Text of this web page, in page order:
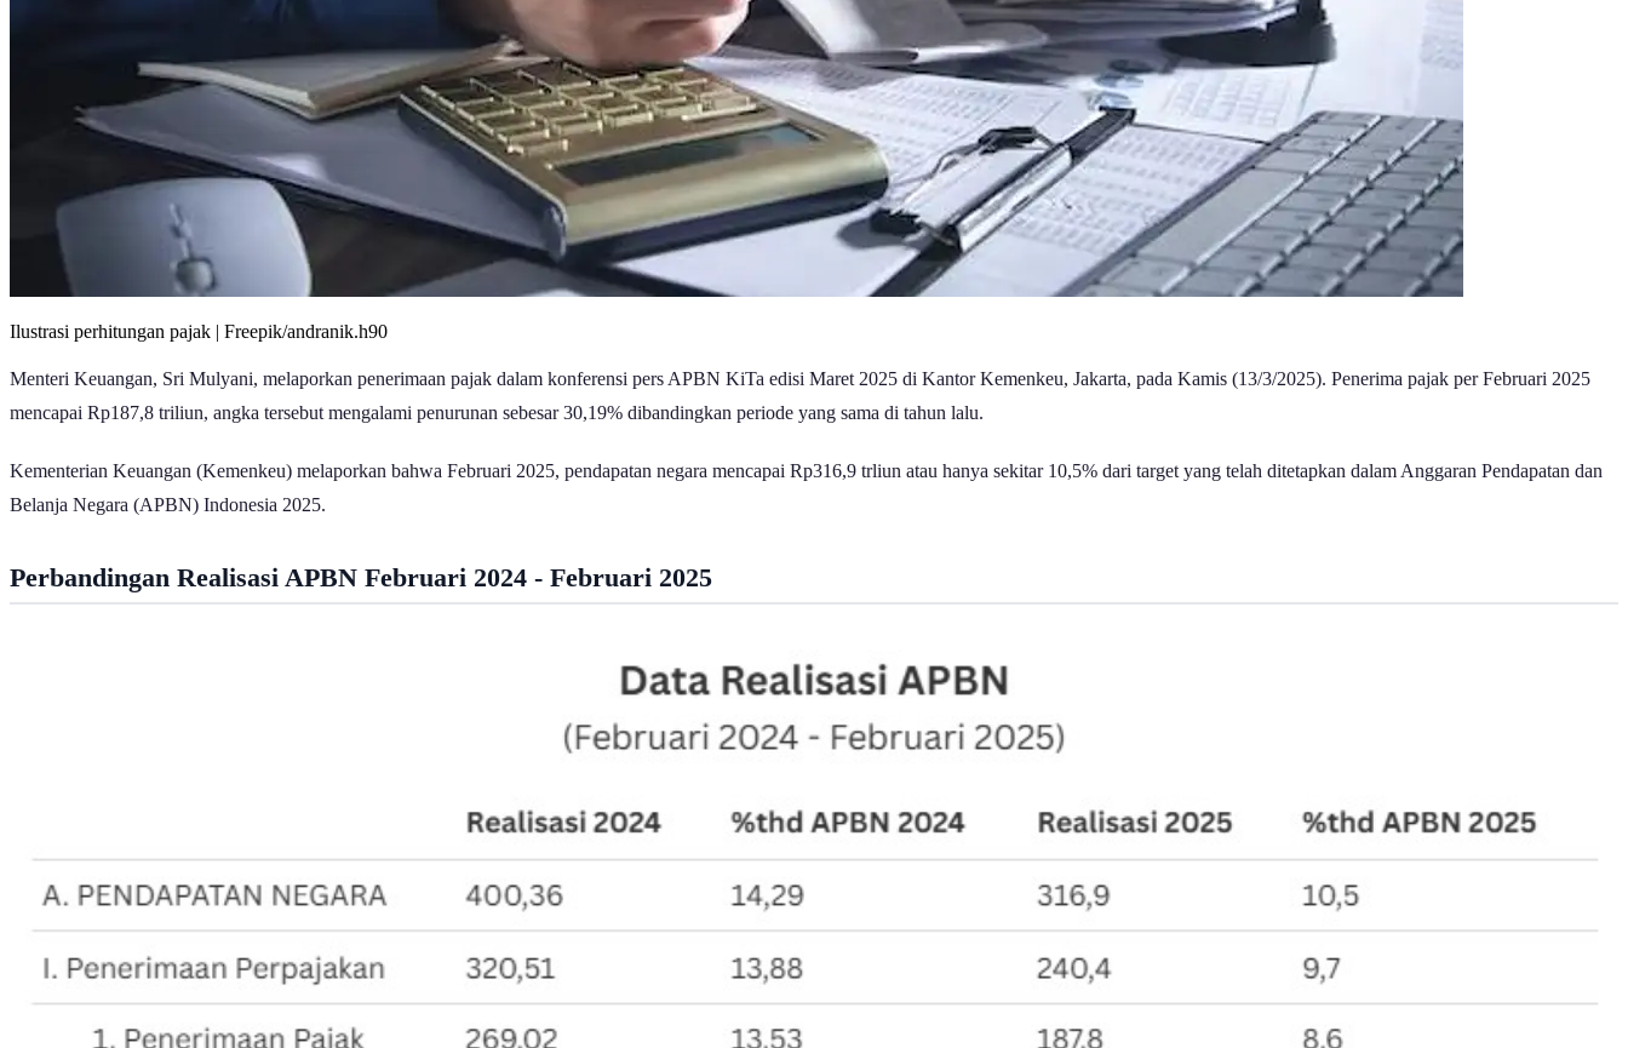
Ilustrasi perhitungan pajak | Freepik/andranik.h90
Menteri Keuangan, Sri Mulyani, melaporkan penerimaan pajak dalam konferensi pers APBN KiTa edisi Maret 2025 di Kantor Kemenkeu, Jakarta, pada Kamis (13/3/2025). Penerima pajak per Februari 2025
mencapai Rp187,8 triliun, angka tersebut mengalami penurunan sebesar 30,19% dibandingkan periode yang sama di tahun lalu.
Kementerian Keuangan (Kemenkeu) melaporkan bahwa Februari 2025, pendapatan negara mencapai Rp316,9 trliun atau hanya sekitar 10,5% dari target yang telah ditetapkan dalam Anggaran Pendapatan dan
Belanja Negara (APBN) Indonesia 2025.
Perbandingan Realisasi APBN Februari 2024 - Februari 2025